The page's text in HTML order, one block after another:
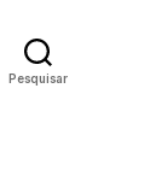
Pesquisar